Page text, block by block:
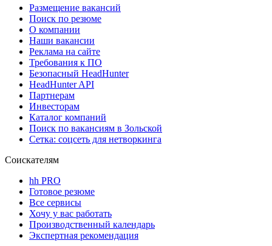
Размещение вакансий
Поиск по резюме
О компании
Наши вакансии
Реклама на сайте
Требования к ПО
Безопасный HeadHunter
HeadHunter API
Партнерам
Инвесторам
Каталог компаний
Поиск по вакансиям в Зольской
Сетка: соцсеть для нетворкинга
Соискателям
hh PRO
Готовое резюме
Все сервисы
Хочу у вас работать
Производственный календарь
Экспертная рекомендация